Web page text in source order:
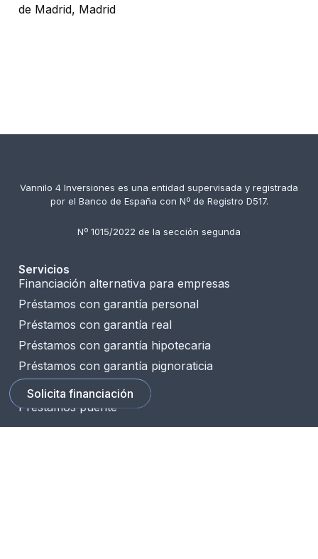
Solicita financiación
de Madrid, Madrid
Vannilo 4 Inversiones es una entidad supervisada y registrada
por el Banco de España con Nº de Registro D517.
Nº 1015/2022 de la sección segunda
Servicios
Financiación alternativa para empresas
Préstamos con garantía personal
Préstamos con garantía real
Préstamos con garantía hipotecaria
Préstamos con garantía pignoraticia
House flipping
Préstamos puente